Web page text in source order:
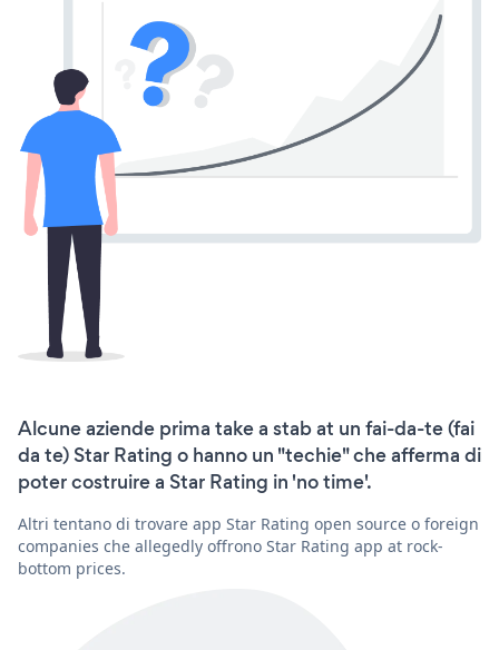
Alcune aziende prima take a stab at un fai-da-te (fai
da te) Star Rating o hanno un "techie" che afferma di
poter costruire a Star Rating in 'no time'.
Altri tentano di trovare app Star Rating open source o foreign
companies che allegedly offrono Star Rating app at rock-
bottom prices.